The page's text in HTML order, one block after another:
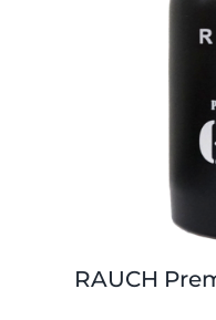
RAUCH